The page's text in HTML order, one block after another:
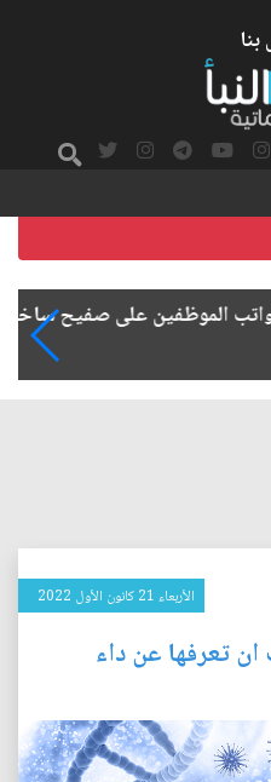
صفيح ساخن
الأربعاء 21 كانون الأول 2022
تعرفها عن داء